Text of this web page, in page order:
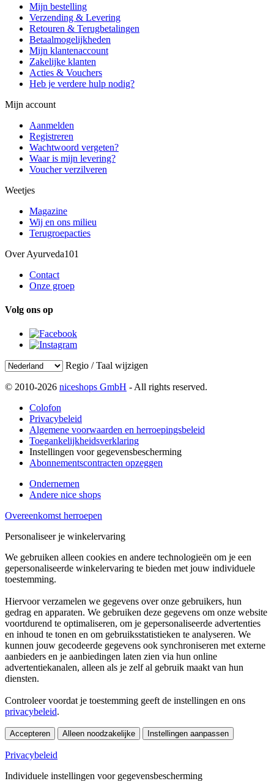
Mijn bestelling
Verzending & Levering
Retouren & Terugbetalingen
Betaalmogelijkheden
Mijn klantenaccount
Zakelijke klanten
Acties & Vouchers
Heb je verdere hulp nodig?
Mijn account
Aanmelden
Registreren
Wachtwoord vergeten?
Waar is mijn levering?
Voucher verzilveren
Weetjes
Magazine
Wij en ons milieu
Terugroepacties
Over Ayurveda101
Contact
Onze groep
Volg ons op
Regio / Taal wijzigen
© 2010-2026 niceshops GmbH - All rights reserved.
Colofon
Privacybeleid
Algemene voorwaarden en herroepingsbeleid
Toegankelijkheidsverklaring
Instellingen voor gegevensbescherming
Abonnementscontracten opzeggen
Ondernemen
Andere nice shops
Overeenkomst herroepen
Personaliseer je winkelervaring
We gebruiken alleen cookies en andere technologieën om je een
gepersonaliseerde winkelervaring te bieden met jouw individuele
toestemming.
Hiervoor verzamelen we gegevens over onze gebruikers, hun
gedrag en apparaten. We gebruiken deze gegevens om onze website
voortdurend te optimaliseren, om je gepersonaliseerde advertenties
en inhoud te tonen en om gebruiksstatistieken te analyseren. We
kunnen jouw gecodeerde gegevens ook synchroniseren met externe
aanbieders en je aanbiedingen laten zien via hun online
advertentiekanalen, alleen als je zelf al gebruik maakt van hun
diensten.
Controleer voordat je toestemming geeft de instellingen en ons
privacybeleid.
Accepteren Alleen noodzakelijke Instellingen aanpassen
Privacybeleid
Individuele instellingen voor gegevensbescherming